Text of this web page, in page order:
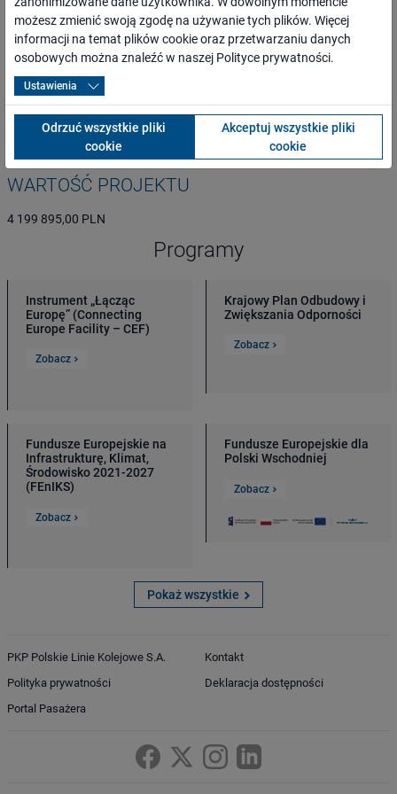
ogół społeczeństwa, mieszkańcy najbliższego otoczenia inwestycji
oraz całego regionu,
osoby o ograniczonej możliwości poruszania się,
przewoźnicy oraz inni kontrahenci,
media lokalne, regionalne, branżowe i ogólnopolskie,
administracja rządowa i samorządowa,
organizacje pozarządowe.
WARTOŚĆ PROJEKTU
4 199 895,00 PLN
Programy
Instrument „Łącząc
Europę” (Connecting
Europe Facility – CEF)
Zobacz
Krajowy Plan Odbudowy i
Zwiększania Odporności
Zobacz
Fundusze Europejskie na
Infrastrukturę, Klimat,
Środowisko 2021-2027
(FEnIKS)
Zobacz
Fundusze Europejskie dla
Polski Wschodniej
Zobacz
Pokaż wszystkie
PKP Polskie Linie Kolejowe S.A.
Polityka prywatności
Portal Pasażera
Kontakt
Deklaracja dostępności
możesz zmienić swoją zgodę na używanie tych plików. Więcej
informacji na temat plików cookie oraz przetwarzaniu danych
osobowych można znaleźć w naszej Polityce prywatności.
Ustawienia
Odrzuć wszystkie pliki
cookie
Akceptuj wszystkie pliki
cookie